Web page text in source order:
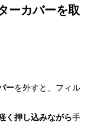
ーカバーを取
ーを外すと、フィル
く押し込みながら手